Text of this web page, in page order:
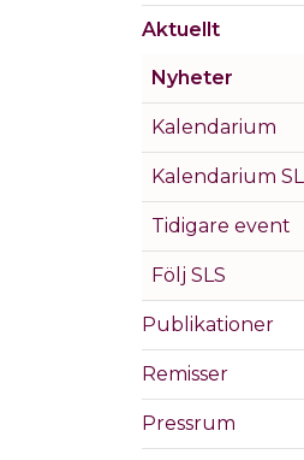
Aktuellt
Nyheter
Kalendarium
Kalendarium
Tidigare event
Följ SLS
Publikationer
Remisser
Pressrum